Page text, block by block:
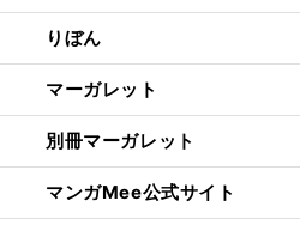
りぼん
マーガレット
別冊マーガレット
マンガMee公式サイト